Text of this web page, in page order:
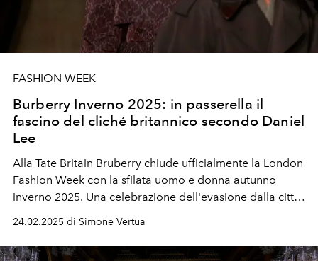
FASHION WEEK
Burberry Inverno 2025: in passerella il
fascino del cliché britannico secondo Daniel
Lee
Alla Tate Britain Bruberry chiude ufficialmente la London
Fashion Week con la sfilata uomo e donna autunno
inverno 2025. Una celebrazione dell'evasione dalla città
verso la campagna. Ospiti speciali in first row Nicholas
Nicola Peltz Beckham.
24.02.2025 di Simone Vertua